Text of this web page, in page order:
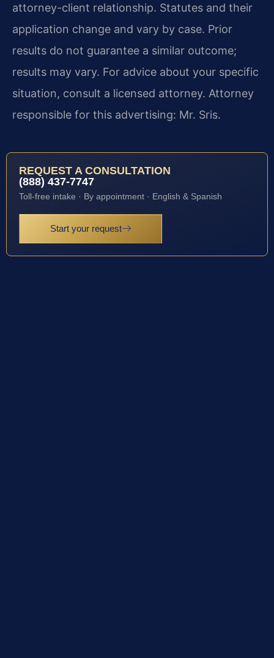
attorney-client relationship. Statutes and their
application change and vary by case. Prior
results do not guarantee a similar outcome;
results may vary. For advice about your specific
situation, consult a licensed attorney. Attorney
responsible for this advertising: Mr. Sris.
REQUEST A CONSULTATION
(888) 437-7747
Toll-free intake · By appointment · English & Spanish
Start your request